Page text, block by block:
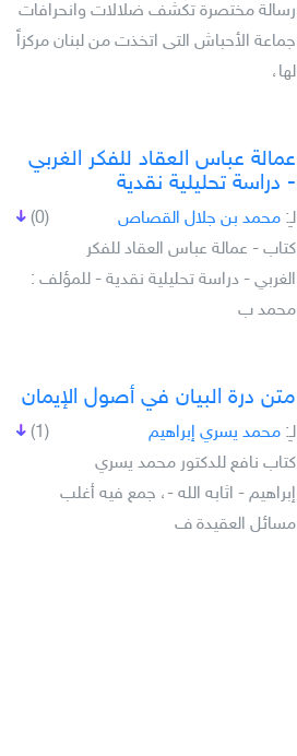
رسالة مختصرة تكشف ضلالات وانحرافات
جماعة الأحباش التى اتخذت من لبنان مركزاً
لها،
عمالة عباس العقاد للفكر الغربي
- دراسة تحليلية نقدية
(0) لـِ: محمد بن جلال القصاص
كتاب - عمالة عباس العقاد للفكر
الغربي - دراسة تحليلية نقدية - للمؤلف :
محمد ب
متن درة البيان في أصول الإيمان
(1) لـِ: محمد يسري إبراهيم
كتاب نافع للدكتور محمد يسري
إبراهيم - اثابه الله -، جمع فيه أغلب
مسائل العقيدة ف